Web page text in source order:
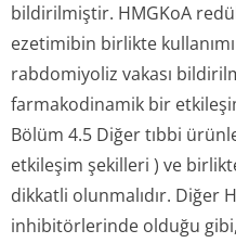
bildirilmiştir. HMGKoA
ezetimibin birlikte
rabdomiyoliz vakası
farmakodinamik bir
Bölüm 4.5 Diğer tıbbi
etkileşim şekilleri ) ve
dikkatli olunmalıdır. Diğer
inhibitörlerinde olduğu